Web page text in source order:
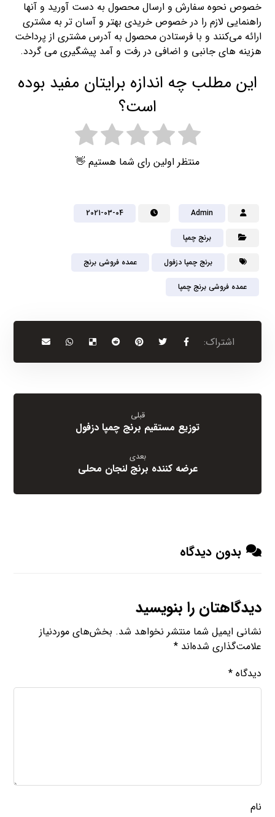
خصوص نحوه سفارش و ارسال محصول به دست آورید و آنها
راهنمایی لازم را در خصوص خریدی بهتر و آسان تر به مشتری
ارائه می‌کنند و با فرستادن محصول به آدرس مشتری از پرداخت
هزینه های جانبی و اضافی در رفت و آمد پیشگیری می گردد.
این مطلب چه اندازه برایتان مفید بوده
است؟
منتظر اولین رای شما هستیم 👋
Admin
2021-03-04
برنج چمپا
برنج چمپا دزفول عمده فروشی برنج
عمده فروشی برنج چمپا
قبلی
توزیع مستقیم برنج چمپا دزفول
بعدی
عرضه کننده برنج لنجان محلی
بدون دیدگاه
دیدگاهتان را بنویسید
نشانی ایمیل شما منتشر نخواهد شد. بخش‌های موردنیاز
علامت‌گذاری شده‌اند*
دیدگاه*
نام